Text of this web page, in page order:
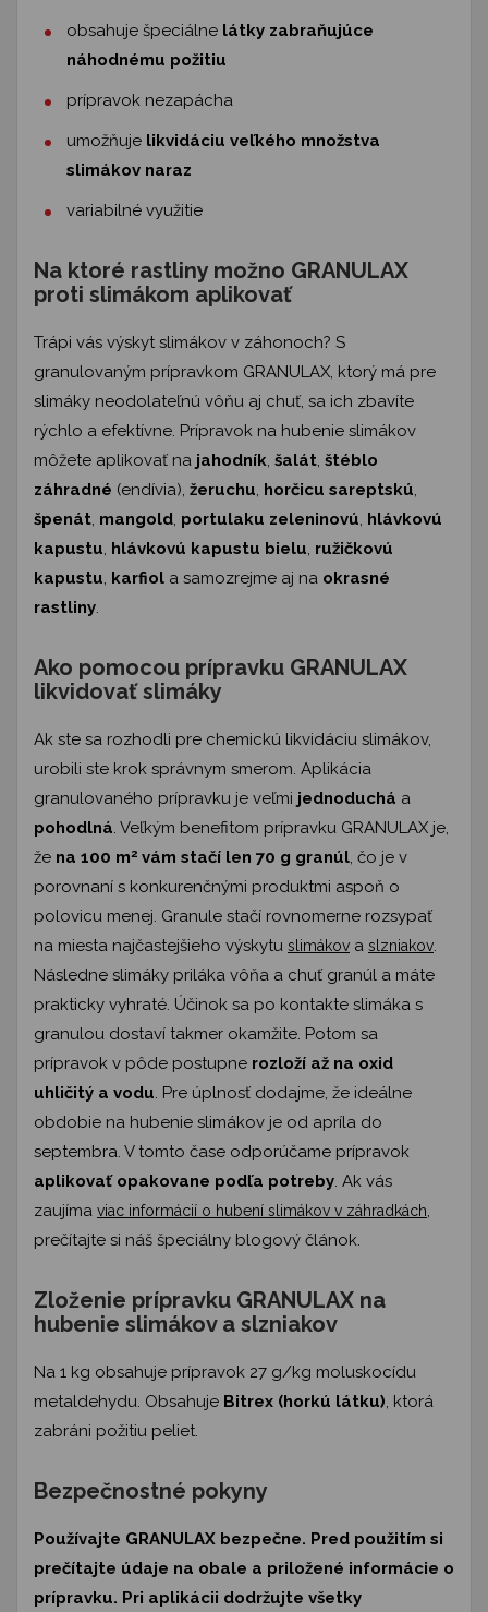
obsahuje špeciálne látky zabraňujúce
náhodnému požitiu
prípravok nezapácha
umožňuje likvidáciu veľkého množstva
slimákov naraz
variabilné využitie
Na ktoré rastliny možno GRANULAX
proti slimákom aplikovať
Trápi vás výskyt slimákov v záhonoch? S
granulovaným prípravkom GRANULAX, ktorý má pre
slimáky neodolateľnú vôňu aj chuť, sa ich zbavíte
rýchlo a efektívne. Prípravok na hubenie slimákov
môžete aplikovať na jahodník, šalát, štéblo
záhradné (endívia), žeruchu, horčicu sareptskú,
špenát, mangold, portulaku zeleninovú, hlávkovú
kapustu, hlávkovú kapustu bielu, ružičkovú
kapustu, karfiol a samozrejme aj na okrasné
rastliny.
Ako pomocou prípravku GRANULAX
likvidovať slimáky
Ak ste sa rozhodli pre chemickú likvidáciu slimákov,
urobili ste krok správnym smerom. Aplikácia
granulovaného prípravku je veľmi jednoduchá a
pohodlná. Veľkým benefitom prípravku GRANULAX je,
že na 100 m2 vám stačí len 70 g granúl, čo je v
porovnaní s konkurenčnými produktmi aspoň o
polovicu menej. Granule stačí rovnomerne rozsypať
na miesta najčastejšieho výskytu slimákov a slzniakov.
Následne slimáky priláka vôňa a chuť granúl a máte
prakticky vyhraté. Účinok sa po kontakte slimáka s
granulou dostaví takmer okamžite. Potom sa
prípravok v pôde postupne rozloží až na oxid
uhličitý a vodu. Pre úplnosť dodajme, že ideálne
obdobie na hubenie slimákov je od apríla do
septembra. V tomto čase odporúčame prípravok
aplikovať opakovane podľa potreby. Ak vás
zaujíma viac informácií o hubení slimákov v záhradkách,
prečítajte si náš špeciálny blogový článok.
Zloženie prípravku GRANULAX na
hubenie slimákov a slzniakov
Na 1 kg obsahuje prípravok 27 g/kg moluskocídu
metaldehydu. Obsahuje Bitrex (horkú látku), ktorá
zabráni požitiu peliet.
Bezpečnostné pokyny
Používajte GRANULAX bezpečne. Pred použitím si
prečítajte údaje na obale a priložené informácie o
prípravku. Pri aplikácii dodržujte všetky